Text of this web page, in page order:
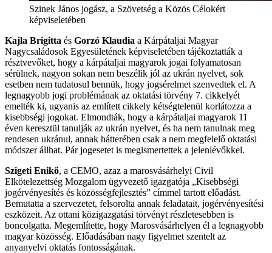
​Szinek János jogász, a Szövetség a Közös Célokért
képviseletébe​n
Kajla Brigitta és Gorzó Klaudia a Kárpátaljai Magyar
Nagycsaládosok Egyesületének képviseletében tájékoztatták a
résztvevőket, hogy a kárpátaljai magyarok jogai folyamatosan
sérülnek, nagyon sokan nem beszélik jól az ukrán nyelvet, sok
esetben nem tudatosul bennük, hogy jogsérelmet szenvedtek el. A
legnagyobb jogi problémának az oktatási törvény 7. cikkelyét
emelték ki, ugyanis az említett cikkely kétségtelenül korlátozza a
kisebbségi jogokat. Elmondták, hogy a kárpátaljai magyarok 11
éven keresztül tanulják az ukrán nyelvet, és ha nem tanulnak meg
rendesen ukránul, annak hátterében csak a nem megfelelő oktatási
módszer állhat. Pár jogesetet is megismertettek a jelenlévőkkel.
Szigeti Enikő, a CEMO, azaz a marosvásárhelyi Civil
Elkötelezettség Mozgalom ügyvezető igazgatója „Kisebbségi
jogérvényesítés és közösségfejlesztés” címmel tartott előadást.
Bemutatta a szervezetet, felsorolta annak feladatait, jogérvényesítési
eszközeit. Az ottani közigazgatási törvényt részletesebben is
boncolgatta. Megemlítette, hogy Marosvásárhelyen él a legnagyobb
magyar közösség. Előadásában nagy figyelmet szentelt az
anyanyelvi oktatás fontosságának.